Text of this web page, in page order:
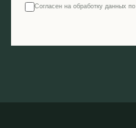
Согласен на обработку данных по